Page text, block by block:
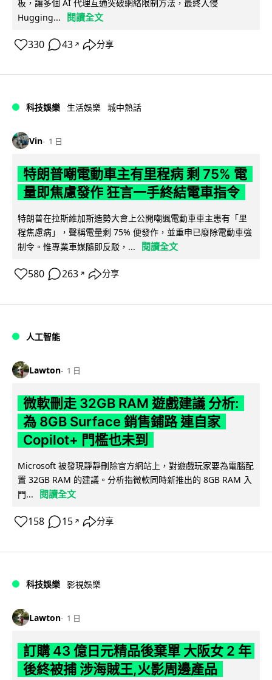
板，讓多個 AI 代理互通突破網絡限制方法，最終入侵
Hugging...
閱讀全文
330 43 ↗ 分享
科技娛樂 生活娛樂 城中熱話
Vin 1 日
特朗普嘲電動車主有里程病 剩 75% 電
量即焦慮發作 狂言一手終結電車指令
特朗普在拉斯維加斯造勢大會上公開嘲諷電動車車主患有「里
程焦慮病」，聲稱電量剩 75% 便發作，並重申已廢除電動車強
制令。惟專業車媒隨即反駁，...
閱讀全文
580 263 ↗ 分享
人工智能
Lawton 1 日
微軟刪走 32GB RAM 遊戲建議 分析:
為 8GB Surface 銷售鋪路 連自家
Copilot+ 門檻也未到
Microsoft 被發現靜靜刪除官方網站上，對遊戲玩家要為電腦配
置 32GB RAM 的建議。分析指微軟同時新推出的 8GB RAM 入
門...
閱讀全文
158 15 ↗ 分享
科技娛樂 影視娛樂
Lawton 1 日
訂購 43 億日元精品後棄單 大阪女 2 年
後終被捕 涉海賊王,火影周邊產品